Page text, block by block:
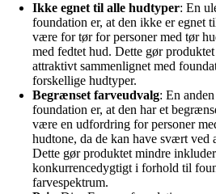
Ikke egnet til alle hudtyper: En
foundation er, at den ikke er egnet
være for tør for personer med tør
med fedtet hud. Dette gør
attraktivt sammenlignet med
forskellige hudtyper.
Begrænset farveudvalg: En
foundation er, at den har et
være en udfordring for personer
hudtone, da de kan have svært ved
Dette gør produktet mindre
konkurrencedygtigt i forhold til
farvespektrum.